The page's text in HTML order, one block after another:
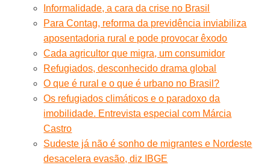
Informalidade, a cara da crise no Brasil
Para Contag, reforma da previdência inviabiliza
aposentadoria rural e pode provocar êxodo
Cada agricultor que migra, um consumidor
Refugiados, desconhecido drama global
O que é rural e o que é urbano no Brasil?
Os refugiados climáticos e o paradoxo da
imobilidade. Entrevista especial com Márcia
Castro
Sudeste já não é sonho de migrantes e Nordeste
desacelera evasão, diz IBGE